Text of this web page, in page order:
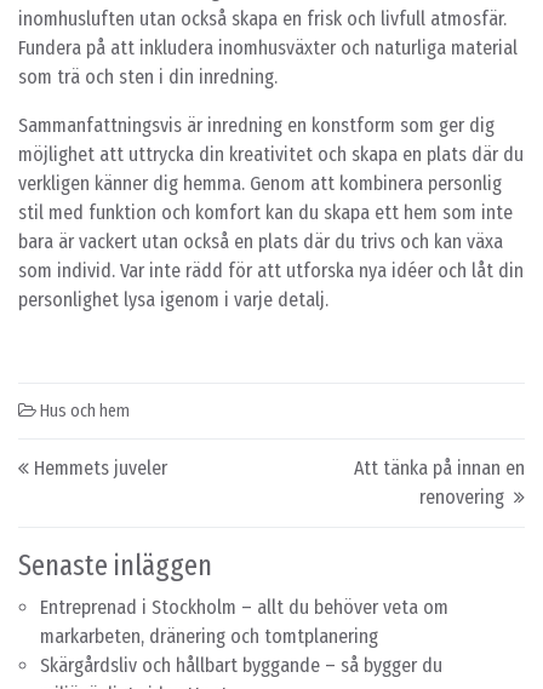
inomhusluften utan också skapa en frisk och livfull atmosfär.
Fundera på att inkludera inomhusväxter och naturliga material
som trä och sten i din inredning.
Sammanfattningsvis är inredning en konstform som ger dig
möjlighet att uttrycka din kreativitet och skapa en plats där du
verkligen känner dig hemma. Genom att kombinera personlig
stil med funktion och komfort kan du skapa ett hem som inte
bara är vackert utan också en plats där du trivs och kan växa
som individ. Var inte rädd för att utforska nya idéer och låt din
personlighet lysa igenom i varje detalj.
Hus och hem
Post navigation
Hemmets juveler
Att tänka på innan en
renovering
Senaste inläggen
Entreprenad i Stockholm – allt du behöver veta om
markarbeten, dränering och tomtplanering
Skärgårdsliv och hållbart byggande – så bygger du